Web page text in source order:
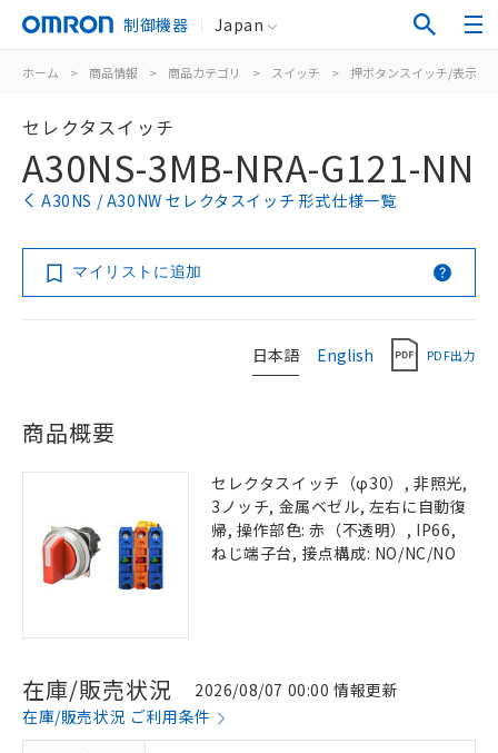
制御機器 Japan
ホーム > 商品情報 > 商品カテゴリ > スイッチ > 押ボタンスイッチ/表示灯
セレクタスイッチ
A30NS-3MB-NRA-G121-NN
A30NS / A30NW セレクタスイッチ 形式仕様一覧
マイリストに追加
日本語 English PDF出力
商品概要
セレクタスイッチ（φ30）, 非照光,
3ノッチ, 金属ベゼル, 左右に自動復
帰, 操作部色: 赤（不透明）, IP66,
ねじ端子台, 接点構成: NO/NC/NO
在庫/販売状況
2026/08/07 00:00 情報更新
在庫/販売状況 ご利用条件